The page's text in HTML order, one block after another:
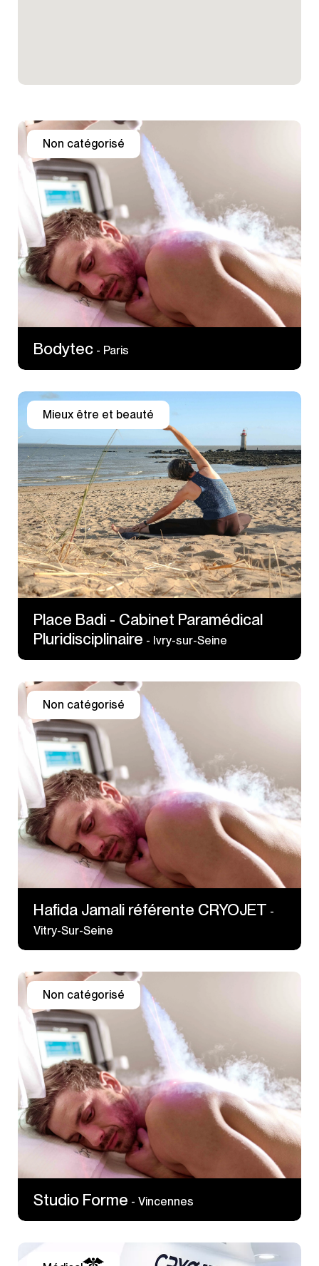
Non catégorisé
Bodytec - Paris
51 Rue St Charles
75015 Paris
Mieux être et beauté
Place Badi - Cabinet Paramédical
Pluridisciplinaire - Ivry-sur-Seine
105 Avenue Georges Gosnat
94200 Ivry-sur-Seine
Non catégorisé
Hafida Jamali référente CRYOJET -
Vitry-Sur-Seine
8 Bis Avenue Henri Barbusse
94400 Vitry-Sur-Seine
Non catégorisé
Studio Forme - Vincennes
16 rue Raymond du Temple
94300 Vincennes